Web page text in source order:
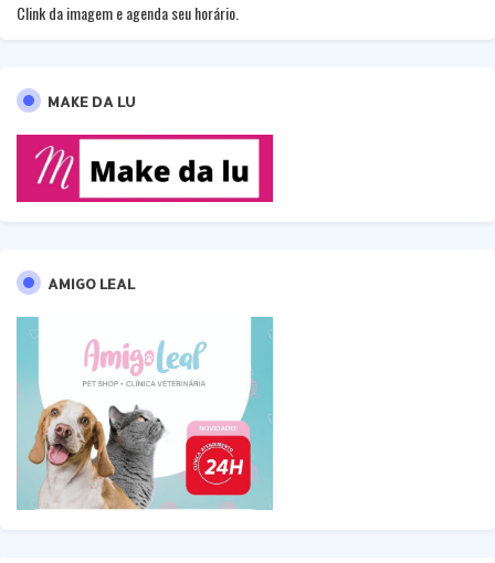
Clink da imagem e agenda seu horário.
MAKE DA LU
AMIGO LEAL